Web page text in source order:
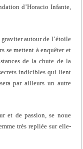
d’Horacio Infante,
autour de l’étoile
se mettent à enquêter et
de la chute de la
indicibles qui lient
par ailleurs un autre
et de passion, se noue
très repliée sur elle-